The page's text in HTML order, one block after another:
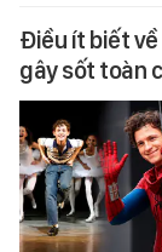
Điều ít biết
gây sốt toàn